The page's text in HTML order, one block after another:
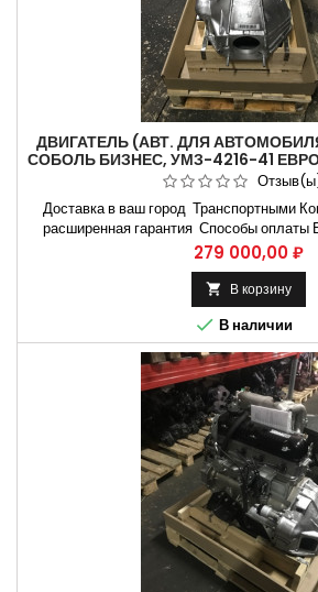
ДВИГАТЕЛЬ (АВТ. ДЛЯ
СОБОЛЬ БИЗНЕС, УМЗ-4216-41
С КРОНШТ. ПОД
Доставка в ваш город Транспортными
расширенная гарантия Способы оплаты
оплата банковской картой Контроль и
упаковке Гарантия по паспорту Заводом
УМЗ-4216 (Евро 3) Катушка на блоке
АИ-92, впрыск Применяемость по
Цена
279 000,00 ₽
 В корзину
 В наличии